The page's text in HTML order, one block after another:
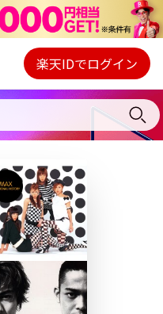
Webプレイヤー
ご契約内容の確認・変更
楽天IDでログイン